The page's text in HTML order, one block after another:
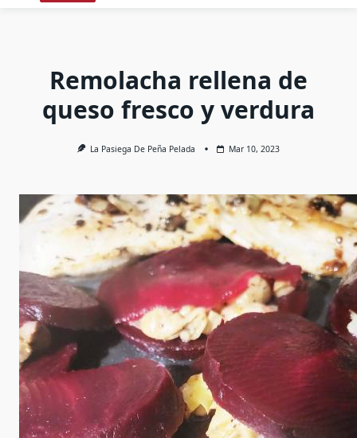
Remolacha rellena de
queso fresco y verdura
La Pasiega De Peña Pelada Mar 10, 2023